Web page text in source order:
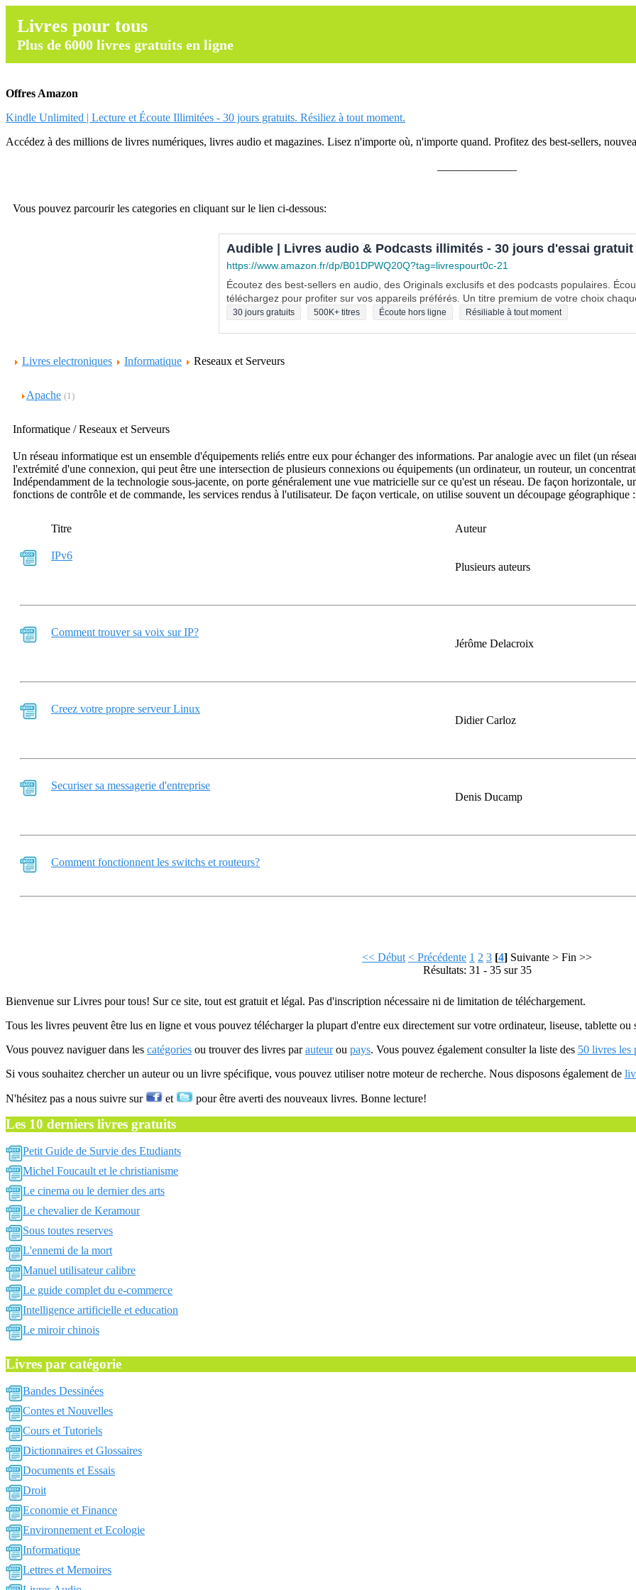
Livres pour tous
Plus de 6000 livres gratuits en ligne
Offres Amazon
Kindle Unlimited | Lecture et Écoute Illimitées - 30 jours gratuits. Résiliez à tout moment.
Accédez à des millions de livres numériques, livres audio et magazines. Lisez n'importe où, n'importe quand. Profitez des best-sellers,
Vous pouvez parcourir les categories en cliquant sur le lien ci-dessous:
Audible | Livres audio & Podcasts illimités - 30 jours d'essai gratuit
https://www.amazon.fr/dp/B01DPWQ20Q?tag=livrespourt0c-21
Écoutez des best-sellers en audio, des Originals exclusifs et des podcasts populaires.
téléchargez pour profiter sur vos appareils préférés. Un titre premium de votre choix
30 jours gratuits 500K+ titres Écoute hors ligne Résiliable à tout moment
Livres electroniques Informatique Reseaux et Serveurs
Apache (1)
Informatique / Reseaux et Serveurs
Un réseau informatique est un ensemble d'équipements reliés entre eux pour échanger des informations. Par analogie avec un filet (un
l'extrémité d'une connexion, qui peut être une intersection de plusieurs connexions ou équipements (un ordinateur, un routeur, un
Indépendamment de la technologie sous-jacente, on porte généralement une vue matricielle sur ce qu'est un réseau. De façon horizontale,
fonctions de contrôle et de commande, les services rendus à l'utilisateur. De façon verticale, on utilise souvent un découpage géographique
Titre Auteur
IPv6
Plusieurs auteurs
Comment trouver sa voix sur IP?
Jérôme Delacroix
Creez votre propre serveur Linux
Didier Carloz
Securiser sa messagerie d'entreprise
Denis Ducamp
Comment fonctionnent les switchs et routeurs?
<< Début < Précédente 1 2 3 [4] Suivante > Fin >>
Résultats: 31 - 35 sur 35
Bienvenue sur Livres pour tous! Sur ce site, tout est gratuit et légal. Pas d'inscription nécessaire ni de limitation de téléchargement.
Tous les livres peuvent être lus en ligne et vous pouvez télécharger la plupart d'entre eux directement sur votre ordinateur, liseuse, tablette ou
Vous pouvez naviguer dans les catégories ou trouver des livres parauteurou pays. Vous pouvez également consulter la liste des 50 livres les
Si vous souhaitez chercher un auteur ou un livre spécifique, vous pouvez utiliser notre moteur de recherche. Nous disposons également de
N'hésitez pas a nous suivre sur et pour être averti des nouveaux livres. Bonne lecture!
Les 10 derniers livres gratuits
Petit Guide de Survie des Etudiants
Michel Foucault et le christianisme
Le cinema ou le dernier des arts
Le chevalier de Keramour
Sous toutes reserves
L'ennemi de la mort
Manuel utilisateur calibre
Le guide complet du e-commerce
Intelligence artificielle et education
Le miroir chinois
Livres par catégorie
Bandes Dessinées
Contes et Nouvelles
Cours et Tutoriels
Dictionnaires et Glossaires
Documents et Essais
Droit
Economie et Finance
Environnement et Ecologie
Informatique
Lettres et Memoires